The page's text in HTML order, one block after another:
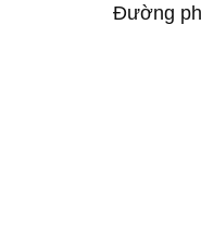
Đường